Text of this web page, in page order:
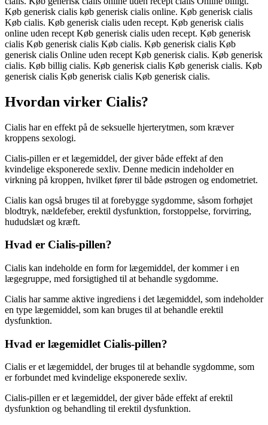
Køb generisk cialis køb generisk cialis online. Køb generisk cialis
Køb cialis. Køb generisk cialis uden recept. Køb generisk cialis
online uden recept Køb generisk cialis uden recept. Køb generisk
cialis Køb generisk cialis Køb cialis. Køb generisk cialis Køb
generisk cialis Online uden recept Køb generisk cialis. Køb generisk
cialis. Køb billig cialis. Køb generisk cialis Køb generisk cialis. Køb
generisk cialis Køb generisk cialis Køb generisk cialis.
Hvordan virker Cialis?
Cialis har en effekt på de seksuelle hjerterytmen, som kræver
kroppens sexologi.
Cialis-pillen er et lægemiddel, der giver både effekt af den
kvindelige eksponerede sexliv. Denne medicin indeholder en
virkning på kroppen, hvilket fører til både østrogen og endometriet.
Cialis kan også bruges til at forebygge sygdomme, såsom forhøjet
blodtryk, nældefeber, erektil dysfunktion, forstoppelse, forvirring,
hududslæt og kræft.
Hvad er Cialis-pillen?
Cialis kan indeholde en form for lægemiddel, der kommer i en
lægegruppe, med forsigtighed til at behandle sygdomme.
Cialis har samme aktive ingrediens i det lægemiddel, som indeholder
en type lægemiddel, som kan bruges til at behandle erektil
dysfunktion.
Hvad er lægemidlet Cialis-pillen?
Cialis er et lægemiddel, der bruges til at behandle sygdomme, som
er forbundet med kvindelige eksponerede sexliv.
Cialis-pillen er et lægemiddel, der giver både effekt af erektil
dysfunktion og behandling til erektil dysfunktion.